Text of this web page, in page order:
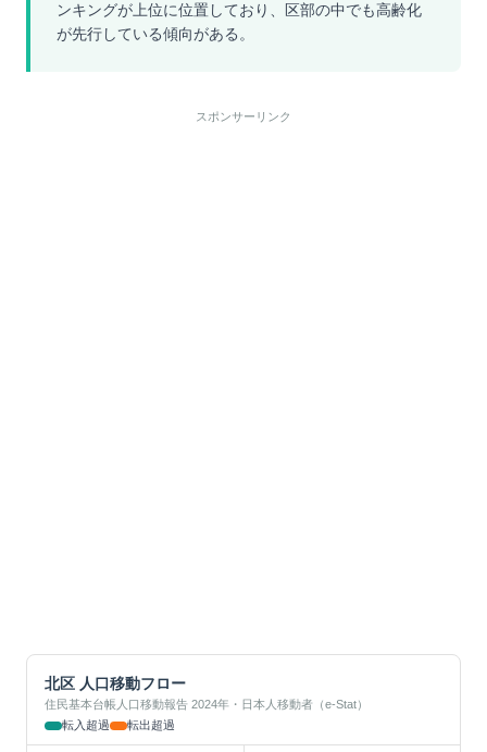
ンキングが上位に位置しており、区部の中でも高齢化
が先行している傾向がある。
スポンサーリンク
北区 人口移動フロー
住民基本台帳人口移動報告 2024年・日本人移動者（e-Stat）
転入超過
転出超過